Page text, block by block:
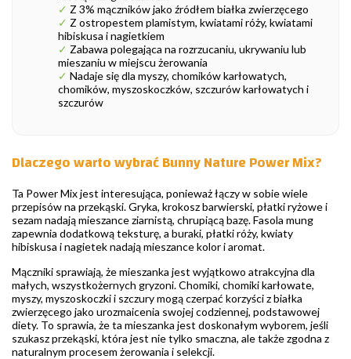
✓ Z 3% mączników jako źródłem białka zwierzęcego
✓ Z ostropestem plamistym, kwiatami róży, kwiatami
hibiskusa i nagietkiem
✓ Zabawa polegająca na rozrzucaniu, ukrywaniu lub
mieszaniu w miejscu żerowania
✓ Nadaje się dla myszy, chomików karłowatych,
chomików, myszoskoczków, szczurów karłowatych i
szczurów
Dlaczego warto wybrać Bunny Nature Power Mix?
Ta Power Mix jest interesująca, ponieważ łączy w sobie wiele
przepisów na przekąski. Gryka, krokosz barwierski, płatki ryżowe i
sezam nadają mieszance ziarnistą, chrupiącą bazę. Fasola mung
zapewnia dodatkową teksturę, a buraki, płatki róży, kwiaty
hibiskusa i nagietek nadają mieszance kolor i aromat.
Mączniki sprawiają, że mieszanka jest wyjątkowo atrakcyjna dla
małych, wszystkożernych gryzoni. Chomiki, chomiki karłowate,
myszy, myszoskoczki i szczury mogą czerpać korzyści z białka
zwierzęcego jako urozmaicenia swojej codziennej, podstawowej
diety. To sprawia, że ta mieszanka jest doskonałym wyborem, jeśli
szukasz przekąski, która jest nie tylko smaczna, ale także zgodna z
naturalnym procesem żerowania i selekcji.